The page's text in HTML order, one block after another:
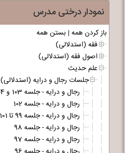
نمودار درختی مدرس
باز کردن همه | بستن همه
فقه (استدلالی)
اصول فقه (استدلالی)
علم حدیث
جلسات رجال و درایه (استدلالی)
رجال و درایه - جلسه 103 و 104 - جلسه آخر
رجال و درایه - جلسه 102
رجال و درایه - جلسه 99 تا 101
رجال و درایه - جلسه 98
رجال و درایه - جلسه 97